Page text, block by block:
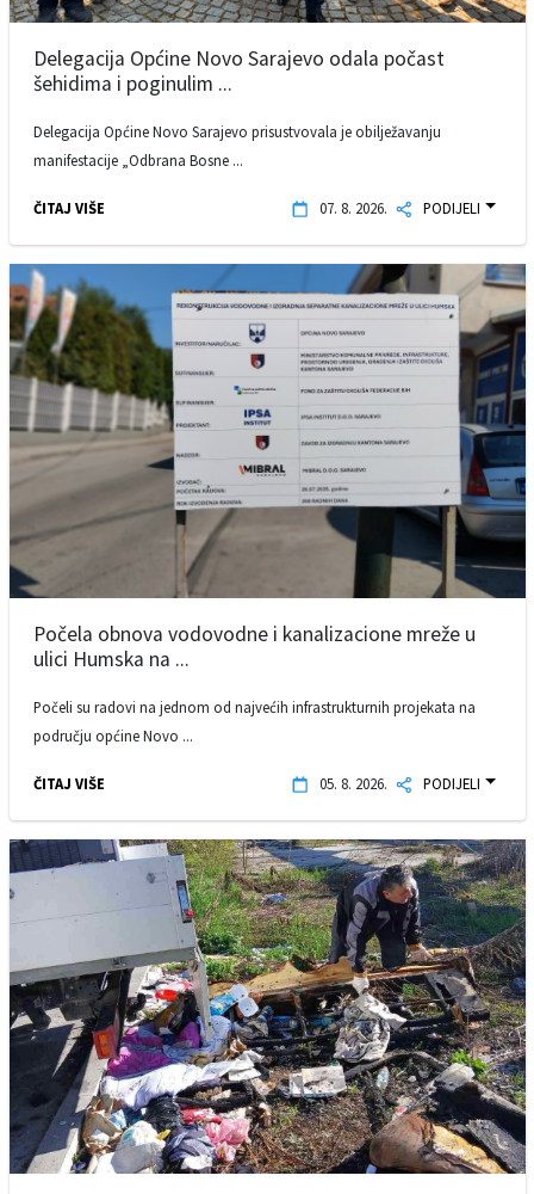
Delegacija Općine Novo Sarajevo odala počast
šehidima i poginulim ...
Delegacija Općine Novo Sarajevo prisustvovala je obilježavanju
manifestacije „Odbrana Bosne ...
ČITAJ VIŠE 07. 8. 2026. PODIJELI
Počela obnova vodovodne i kanalizacione mreže u
ulici Humska na ...
Počeli su radovi na jednom od najvećih infrastrukturnih projekata na
području općine Novo ...
ČITAJ VIŠE 05. 8. 2026. PODIJELI